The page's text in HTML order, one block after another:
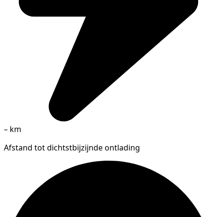
– km
Afstand tot dichtstbijzijnde ontlading